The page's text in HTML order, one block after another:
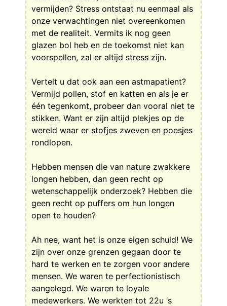
vermijden? Stress ontstaat nu eenmaal als
onze verwachtingen niet overeenkomen
met de realiteit. Vermits ik nog geen
glazen bol heb en de toekomst niet kan
voorspellen, zal er altijd stress zijn.
Vertelt u dat ook aan een astmapatient?
Vermijd pollen, stof en katten en als je er
één tegenkomt, probeer dan vooral niet te
stikken. Want er zijn altijd plekjes op de
wereld waar er stofjes zweven en poesjes
rondlopen.
Hebben mensen die van nature zwakkere
longen hebben, dan geen recht op
wetenschappelijk onderzoek? Hebben die
geen recht op puffers om hun longen
open te houden?
Ah nee, want het is onze eigen schuld! We
zijn over onze grenzen gegaan door te
hard te werken en te zorgen voor andere
mensen. We waren te perfectionistisch
aangelegd. We waren te loyale
medewerkers. We werkten tot 22u ‘s